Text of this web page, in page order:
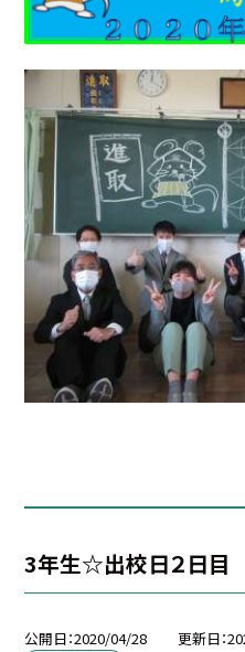
3年生☆出校日２日目
公開日 2020/04/28 更新日